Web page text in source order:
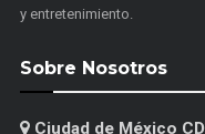
y entretenimiento.
Sobre Nosotros
Ciudad de México